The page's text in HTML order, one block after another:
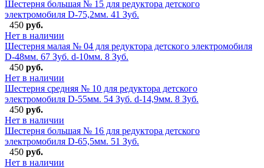
Шестерня большая № 15 для редуктора детского
электромобиля D-75,2мм. 41 Зуб.
450 руб.
Нет в наличии
Шестерня малая № 04 для редуктора детского электромобиля
D-48мм. 67 Зуб. d-10мм. 8 Зуб.
450 руб.
Нет в наличии
Шестерня средняя № 10 для редуктора детского
электромобиля D-55мм. 54 Зуб. d-14,9мм. 8 Зуб.
450 руб.
Нет в наличии
Шестерня большая № 16 для редуктора детского
электромобиля D-65,5мм. 51 Зуб.
450 руб.
Нет в наличии